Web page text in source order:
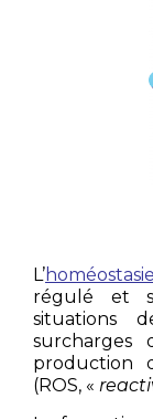
L’homéostasie
régulé et
situations
surcharges
production
(ROS, «